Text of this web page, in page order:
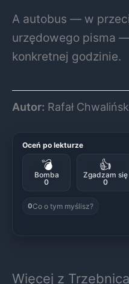
A autobus — w
urzędowego pisma
konkretnej godzinie.
Autor: Rafał
Oceń po lekturze
💣
Bomba
0
👍
Zgadzam się
0
0Co o tym myślisz?
Więcej z Trzebnica